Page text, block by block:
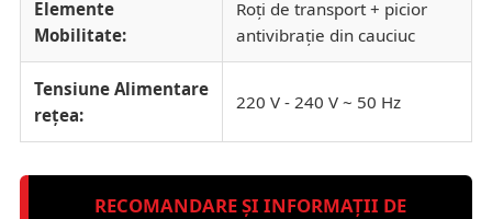
Elemente
Mobilitate:
Roți de transport + picior
antivibrație din cauciuc
Tensiune Alimentare
rețea:
220 V - 240 V ~ 50 Hz
RECOMANDARE ȘI INFORMAȚII DE